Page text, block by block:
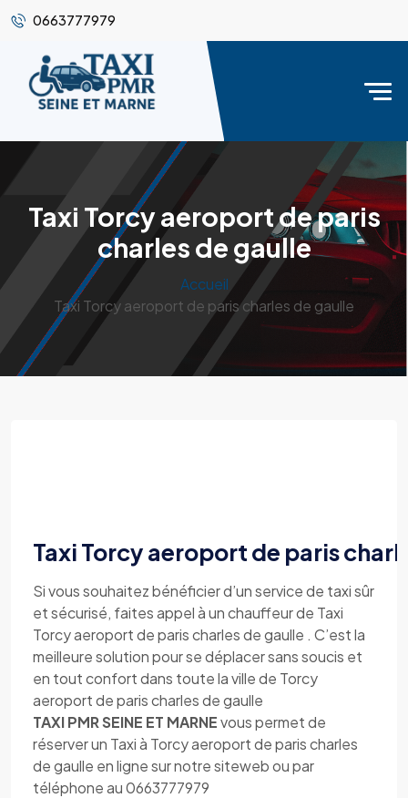
0663777979
Taxi Torcy aeroport de paris
charles de gaulle
Accueil
Taxi Torcy aeroport de paris charles de gaulle
Taxi Torcy aeroport de paris
Si vous souhaitez bénéficier d’un service de taxi sûr
et sécurisé, faites appel à un chauffeur de Taxi
Torcy aeroport de paris charles de gaulle . C’est la
meilleure solution pour se déplacer sans soucis et
en tout confort dans toute la ville de Torcy
aeroport de paris charles de gaulle
TAXI PMR SEINE ET MARNEvous permet de
réserver un Taxi à Torcy aeroport de paris charles
de gaulle en ligne sur notre siteweb ou par
téléphone au 0663777979